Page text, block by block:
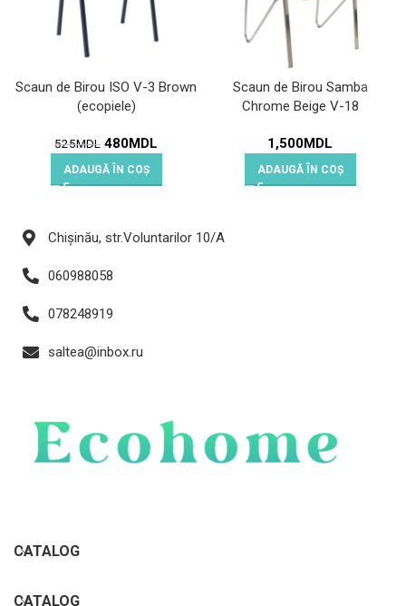
Scaun de Birou ISO V-3 Brown
(ecopiele)
525MDL 480MDL
ADAUGĂ ÎN COȘ
Scaun de Birou Samba
Chrome Beige V-18
1,500MDL
ADAUGĂ ÎN COȘ
Chișinău, str.Voluntarilor 10/A
060988058
078248919
saltea@inbox.ru
CATALOG
CATALOG